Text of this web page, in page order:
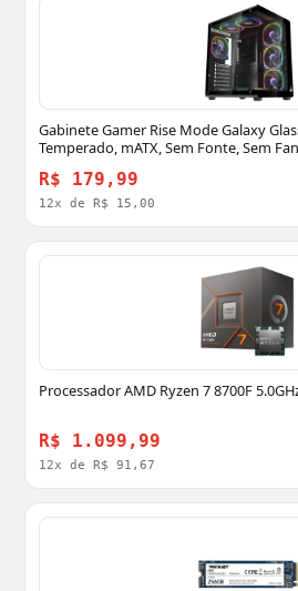
Gabinete Gamer Rise Mode Galaxy
Temperado, mATX, Sem Fonte, Sem
R$ 179,99
12x de R$ 15,00
Processador AMD Ryzen 7 8700F
R$ 1.099,99
12x de R$ 91,67